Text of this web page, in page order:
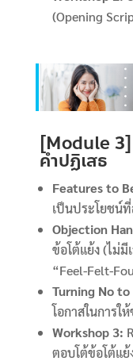
(Opening
[Module
คำปฏิเสธ
Features to
เป็นประโยชน์
Objection
ข้อโต้แย้ง (ไม่มี
“Feel-Felt-
Turning No to
โอกาสในการใ
Workshop 3:
ตอบโต้ข้อโต้แ